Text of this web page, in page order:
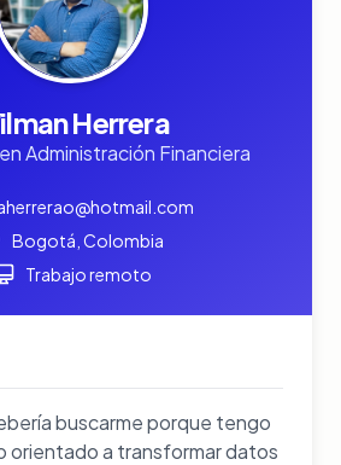
Herrera
Administración Financiera
Bogotá, Colombia
Trabajo remoto
buscarme porque tengo
orientado a transformar datos